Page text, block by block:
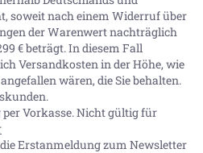
soweit nach einem Widerruf über
der Warenwert nachträglich
€ beträgt. In diesem Fall
Versandkosten in der Höhe, wie
wären, die Sie behalten.
per Vorkasse. Nicht gültig für
Erstanmeldung zum Newsletter